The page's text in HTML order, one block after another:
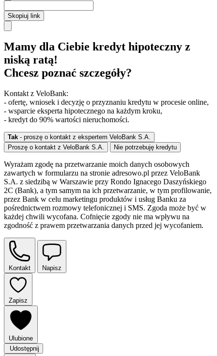
Skopiuj link
Mamy dla Ciebie kredyt hipoteczny z
niską ratą!
Chcesz poznać szczegóły?
Kontakt z VeloBank:
- ofertę, wniosek i decyzję o przyznaniu kredytu w procesie online,
- wsparcie eksperta hipotecznego na każdym kroku,
- kredyt do 90% wartości nieruchomości.
Tak - proszę o kontakt z ekspertem VeloBank S.A.
Proszę o kontakt z VeloBank S.A.
Nie potrzebuję kredytu
Wyrażam zgodę na przetwarzanie moich danych osobowych
zawartych w formularzu na stronie adresowo.pl przez VeloBank
S.A. z siedzibą w Warszawie przy Rondo Ignacego Daszyńskiego
2C (Bank), a tym samym na ich przetwarzanie, w tym profilowanie,
przez Bank w celu marketingu produktów i usług Banku za
pośrednictwem rozmowy telefonicznej i SMS. Zgoda może być w
każdej chwili wycofana. Cofnięcie zgody nie ma wpływu na
zgodność z prawem przetwarzania danych przed jej wycofaniem.
Kontakt Napisz
Zapisz
Ulubione
Udostępnij